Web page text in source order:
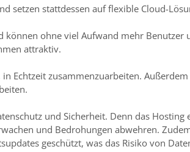
setzen stattdessen auf flexible Cloud-
ohne viel Aufwand mehr Benutzer
attraktiv.
in Echtzeit zusammenzuarbeiten.
und Sicherheit. Denn das Hosting
und Bedrohungen abwehren.
geschützt, was das Risiko von